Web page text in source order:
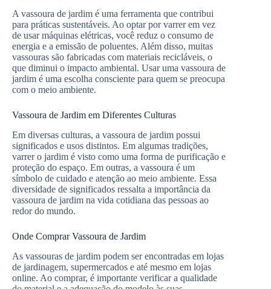
A vassoura de jardim é uma ferramenta que contribui
para práticas sustentáveis. Ao optar por varrer em vez
de usar máquinas elétricas, você reduz o consumo de
energia e a emissão de poluentes. Além disso, muitas
vassouras são fabricadas com materiais recicláveis, o
que diminui o impacto ambiental. Usar uma vassoura de
jardim é uma escolha consciente para quem se preocupa
com o meio ambiente.
Vassoura de Jardim em Diferentes Culturas
Em diversas culturas, a vassoura de jardim possui
significados e usos distintos. Em algumas tradições,
varrer o jardim é visto como uma forma de purificação e
proteção do espaço. Em outras, a vassoura é um
símbolo de cuidado e atenção ao meio ambiente. Essa
diversidade de significados ressalta a importância da
vassoura de jardim na vida cotidiana das pessoas ao
redor do mundo.
Onde Comprar Vassoura de Jardim
As vassouras de jardim podem ser encontradas em lojas
de jardinagem, supermercados e até mesmo em lojas
online. Ao comprar, é importante verificar a qualidade